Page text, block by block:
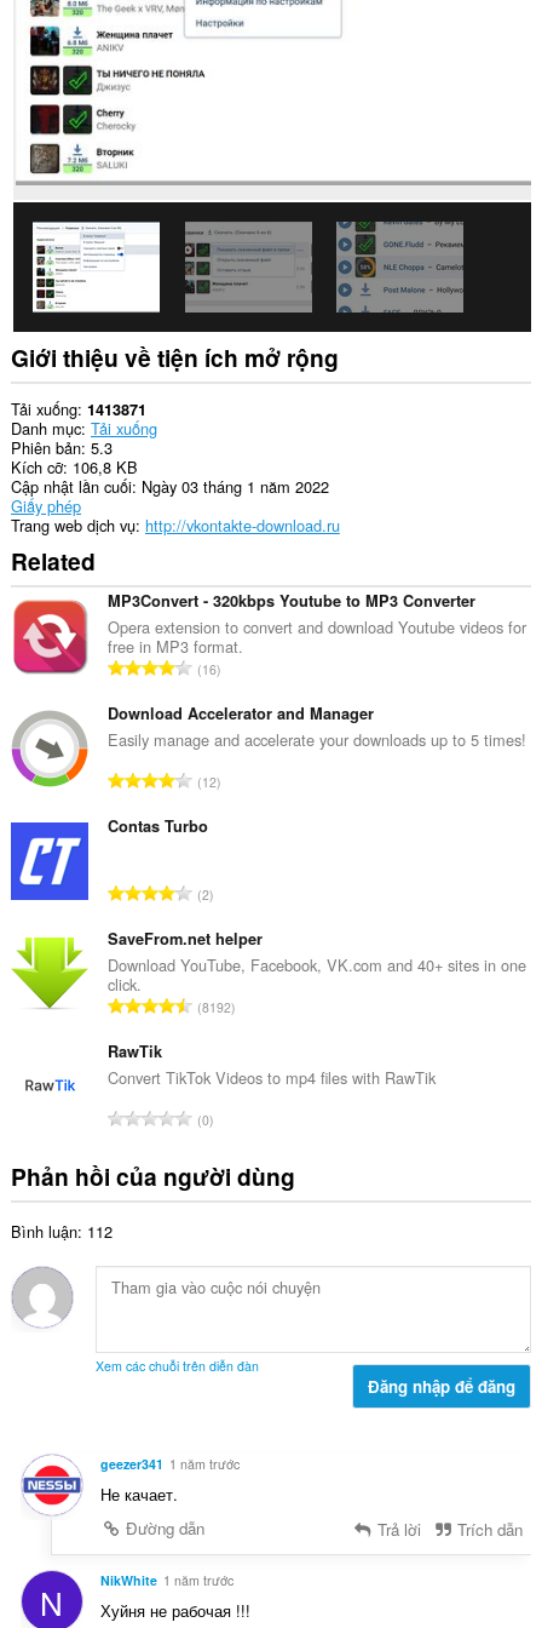
của
bạn
trên
một
trang
web.
Tiện
ích
rộng
truy
cập
tab
và
hoạt
động
duyệt
web
của
bạn.
Giới thiệu về tiện ích mở rộng
Tải xuống 1413871
Danh mục Tải xuống
Phiên bản 5.3
Kích cỡ 106,8 KB
Cập nhật lần cuối Ngày 03 tháng 1 năm 2022
Giấy phép
Trang web dịch vụ http://vkontakte-download.ru
Related
MP3Convert - 320kbps Youtube to MP3 Converter
Opera extension to convert and download Youtube videos for
free in MP3 format.
T
n
g
ố
ế
h
ạ
n
g
16
Download Accelerator and Manager
Easily manage and accelerate your downloads up to 5 times!
T
n
ố
ế
p
h
ạ
g
12
Contas Turbo
T
n
g
ố
p
h
ạ
g
:
2
SaveFrom.net helper
Download YouTube, Facebook, VK.com and 40+ sites in one
click.
T
g
ố
ế
p
n
g
8192
RawTik
Convert TikTok Videos to mp4 files with RawTik
T
n
g
x
ế
ạ
0
Phản hồi của người dùng
Bình luận: 112
Xem các chuỗi trên diễn đàn
Đăng nhập để đăng
geezer341 1 năm trước
Не качает.
Đường dẫn
Trả lời Trích dẫn
N NikWhite 1 năm trước
Хуйня не рабочая !!!